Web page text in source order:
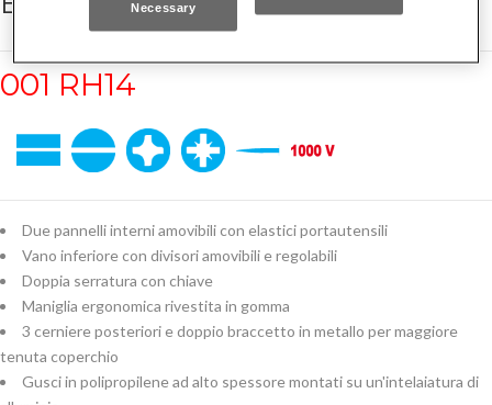
001 RH14
Due pannelli interni amovibili con elastici portautensili
Vano inferiore con divisori amovibili e regolabili
Doppia serratura con chiave
Maniglia ergonomica rivestita in gomma
3 cerniere posteriori e doppio braccetto in metallo per maggiore
tenuta coperchio
Gusci in polipropilene ad alto spessore montati su un'intelaiatura di
Necessary